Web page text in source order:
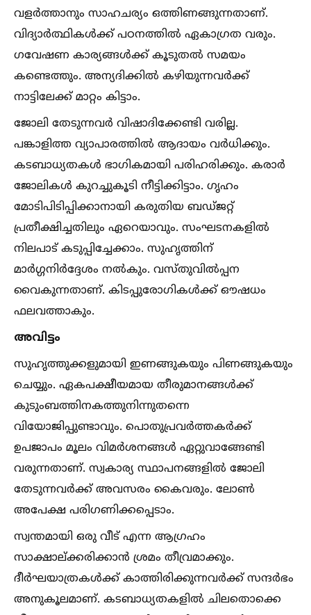
വളർത്താനും സാഹചര്യം ഒത്തിണങ്ങുന്നതാണ്.
വിദ്യാർത്ഥികള്‍ക്ക് പഠനത്തില്‍ ഏകാഗ്രത വരും.
ഗവേഷണ കാര്യങ്ങള്‍ക്ക് കൂടുതല്‍ സമയം
കണ്ടെത്തും. അന്യദിക്കില്‍ കഴിയുന്നവർക്ക്
നാട്ടിലേക്ക് മാറ്റം കിട്ടാം.
ജോലി തേടുന്നവർ വിഷാദിക്കേണ്ടി വരില്ല.
പങ്കാളിത്ത വ്യാപാരത്തില്‍ ആദായം വർധിക്കും.
കടബാധ്യതകള്‍ ഭാഗികമായി പരിഹരിക്കും. കരാർ
ജോലികള്‍ കുറച്ചുകൂടി നീട്ടിക്കിട്ടാം. ഗൃഹം
മോടിപിടിപ്പിക്കാനായി കരുതിയ ബഡ്ജറ്റ്
പ്രതീക്ഷിച്ചതിലും ഏറെയാവും. സംഘടനകളില്‍
നിലപാട് കടുപ്പിച്ചേക്കാം. സുഹൃത്തിന്
മാർഗ്ഗനിർദ്ദേശം നല്‍കും. വസ്തുവില്‍പ്പന
വൈകുന്നതാണ്. കിടപ്പുരോഗികള്‍ക്ക് ഔഷധം
ഫലവത്താകും.
അവിട്ടം
സുഹൃത്തുക്കളുമായി ഇണങ്ങുകയും പിണങ്ങുകയും
ചെയ്യും. ഏകപക്ഷീയമായ തീരുമാനങ്ങള്‍ക്ക്
കുടുംബത്തിനകത്തുനിന്നുതന്നെ
വിയോജിപ്പുണ്ടാവും. പൊതുപ്രവർത്തകർക്ക്
ഉപജാപം മൂലം വിമർശനങ്ങള്‍ ഏറ്റുവാങ്ങേണ്ടി
വരുന്നതാണ്. സ്വകാര്യ സ്ഥാപനങ്ങളില്‍ ജോലി
തേടുന്നവർക്ക് അവസരം കൈവരും. ലോണ്‍
അപേക്ഷ പരിഗണിക്കപ്പെടാം.
സ്വന്തമായി ഒരു വീട് എന്ന ആഗ്രഹം
സാക്ഷാല്ക്കരിക്കാൻ ശ്രമം തീവ്രമാക്കും.
ദീർഘയാത്രകള്‍ക്ക് കാത്തിരിക്കുന്നവർക്ക് സന്ദർഭം
അനുകൂലമാണ്. കടബാധ്യതകളില്‍ ചിലതൊക്കെ